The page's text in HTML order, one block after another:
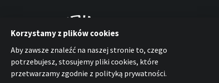
Korzystamy z plików cookies
Aby zawsze znaleźć na naszej stronie to, czego
potrzebujesz, stosujemy pliki cookies, które
przetwarzamy zgodnie z polityką prywatności.